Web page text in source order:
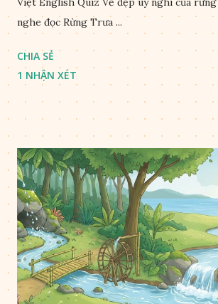
nghe đọc Rừng Trưa ...
CHIA SẺ
1 NHẬN XÉT